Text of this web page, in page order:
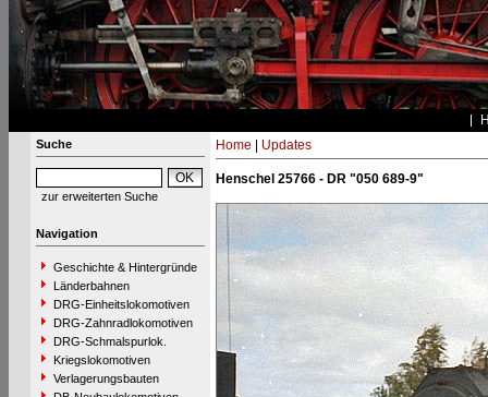
Suche
zur erweiterten Suche
Navigation
Geschichte & Hintergründe
Länderbahnen
DRG-Einheitslokomotiven
DRG-Zahnradlokomotiven
DRG-Schmalspurlok.
Kriegslokomotiven
Verlagerungsbauten
Home Updates
Henschel 25766 - DR "050 689-9"